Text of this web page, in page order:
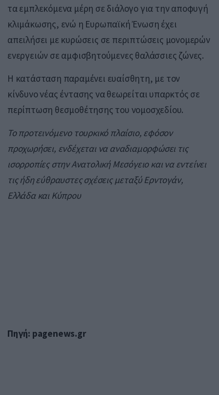
τα εμπλεκόμενα μέρη σε διάλογο για την αποφυγή
κλιμάκωσης, ενώ η Ευρωπαϊκή Ένωση έχει
απειλήσει με κυρώσεις σε περιπτώσεις μονομερών
ενεργειών σε αμφισβητούμενες θαλάσσιες ζώνες.
Η κατάσταση παραμένει ευαίσθητη, με τον
κίνδυνο νέας έντασης να θεωρείται υπαρκτός σε
περίπτωση θεσμοθέτησης του νομοσχεδίου.
Το προτεινόμενο τουρκικό πλαίσιο, εφόσον
προχωρήσει, ενδέχεται να αναδιαμορφώσει τις
ισορροπίες στην Ανατολική Μεσόγειο και να εντείνει
τις ήδη εύθραυστες σχέσεις μεταξύ Ερντογάν,
Ελλάδα και Κύπρου
Πηγή: pagenews.gr